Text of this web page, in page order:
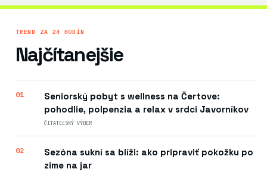
TREND ZA 24 HODÍN
Najčítanejšie
01
Seniorský pobyt s wellness na Čertove:
pohodlie, polpenzia a relax v srdci Javorníkov
ČITATEĽSKÝ VÝBER
02
Sezóna sukní sa blíži: ako pripraviť pokožku po
zime na jar